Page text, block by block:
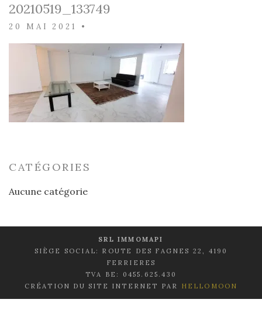
20210519_133749
20 MAI 2021 •
CATÉGORIES
Aucune catégorie
SRL IMMOMAPI
SIÈGE SOCIAL: ROUTE DES FAGNES 22, 4190
FERRIERES
TVA BE: 0455.625.430
CRÉATION DU SITE INTERNET PAR
HELLOMOON